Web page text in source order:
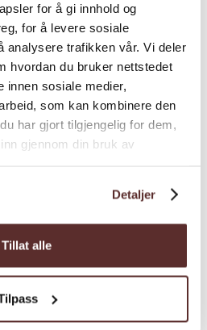
for å gi innhold og
for å levere sosiale
analysere trafikken vår. Vi deler
hvordan du bruker nettstedet
innen sosiale medier,
som kan kombinere den
har gjort tilgjengelig for dem,
gjennom din bruk av
Detaljer
Tillat alle